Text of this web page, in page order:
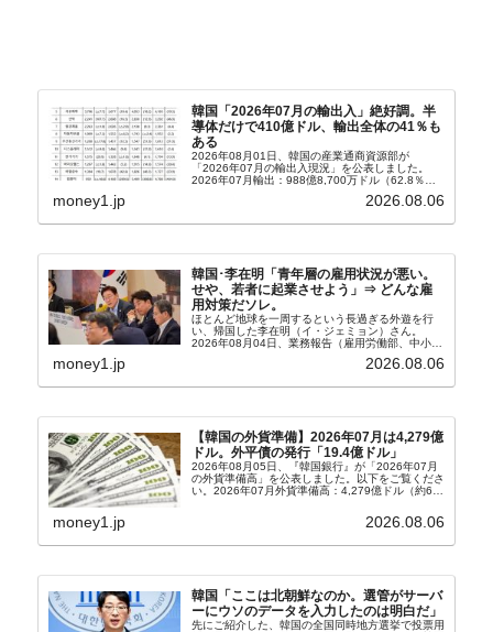
韓国「2026年07月の輸出入」絶好調。半
導体だけで410億ドル、輸出全体の41％も
ある
2026年08月01日、韓国の産業通商資源部が
「2026年07月の輸出入現況」を公表しました。
2026年07月輸出：988億8,700万ドル（62.8％）
money1.jp 2026.08.06
韓国･李在明「青年層の雇用状況が悪い。
せや、若者に起業させよう」⇒ どんな雇
用対策だソレ。
ほとんど地球を一周するという長過ぎる外遊を行
い、帰国した李在明（イ・ジェミョン）さん。
2026年08月04日、業務報告（雇用労働部、中小ベ
上、韓国大統領に成りおおせた李在明（イ・ジェミ
money1.jp 2026.08.06
【韓国の外貨準備】2026年07月は4,279億
ドル。外平債の発行「19.4億ドル」
2026年08月05日、『韓国銀行』が「2026年07月
の外貨準備高」を公表しました。以下をご覧くださ
い。2026年07月外貨準備高：4,279億ドル（約67
money1.jp 2026.08.06
韓国「ここは北朝鮮なのか。選管がサーバ
ーにウソのデータを入力したのは明白だ」
先にご紹介した、韓国の全国同時地方選挙で投票用